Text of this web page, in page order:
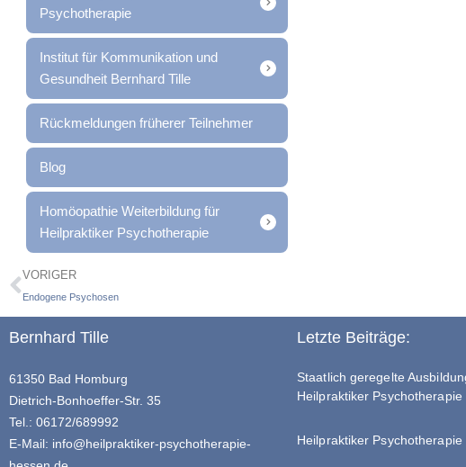
Psychotherapie
Institut für Kommunikation und
Gesundheit Bernhard Tille
Rückmeldungen früherer Teilnehmer
Blog
Homöopathie Weiterbildung für
Heilpraktiker Psychotherapie
VORIGER
Endogene Psychosen
Bernhard Tille
61350 Bad Homburg
Dietrich-Bonhoeffer-Str. 35
Tel.: 06172/689992
E-Mail: info@heilpraktiker-psychotherapie-
Letzte Beiträge:
Staatlich geregelte
Heilpraktiker Psychotherapie
Heilpraktiker Psychotherapie